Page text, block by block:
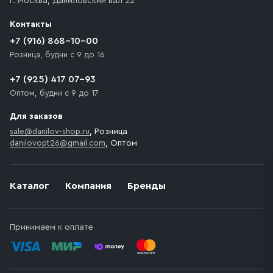
которое максимально близко к месту запланированной
движения. Если на территории места назначения
доставки предусмотрен платный въезд, то Покупателю
необходимо компенсировать стоимость въезда
Каталог Компания Бренды
Принимаем к оплате
Контакты
+7 (916) 868-10-00
Розница, будни с 9 до 16
+7 (925) 417 07-93
Оптом, будни с 9 до 17
Для заказов
sale@danilov-shop.ru, Розница
danilovopt26@gmail.com, Оптом